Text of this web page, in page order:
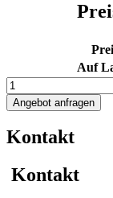
Auf
750L
Edelstahlbehälter
/
Transportcontainer
/
Menge
Angebot anfragen
Kontakt
Kontakt